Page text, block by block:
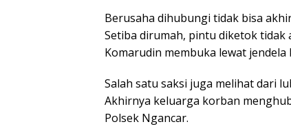
Berusaha dihubungi tidak bisa
Setiba dirumah, pintu diketok tidak
Komarudin membuka lewat
Salah satu saksi juga melihat dari
Akhirnya keluarga korban
Polsek Ngancar.